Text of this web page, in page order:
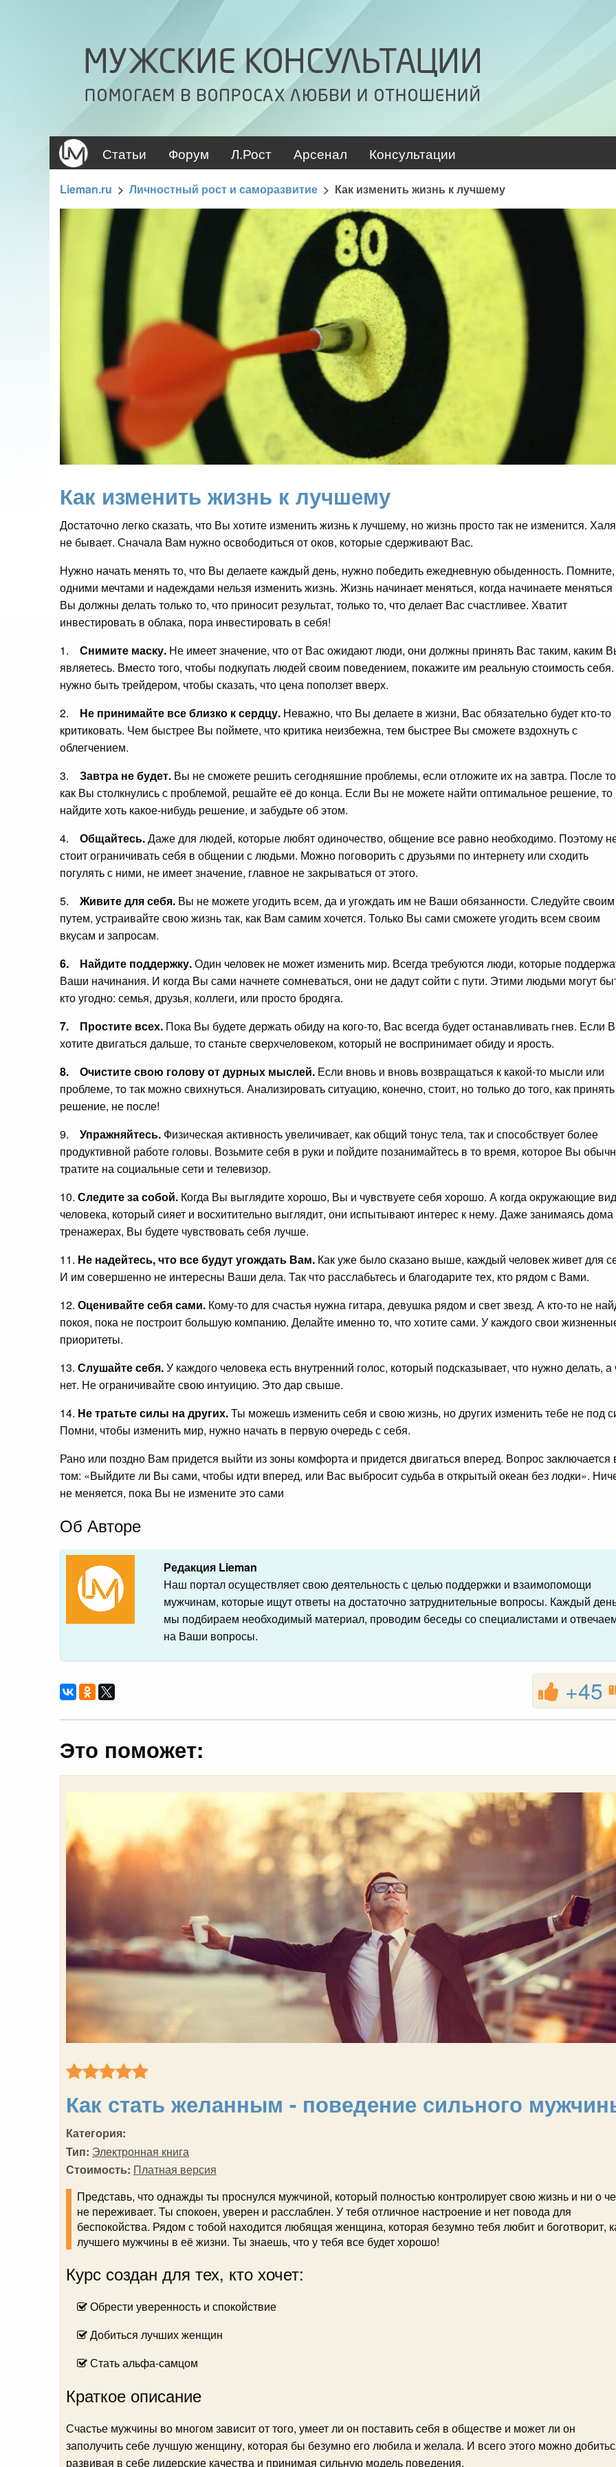
Статьи Форум Л.Рост Арсенал Консультации
Lieman.ru > Личностный рост и саморазвитие > Как изменить жизнь к лучшему
Как изменить жизнь к лучшему
Достаточно легко сказать, что Вы хотите изменить жизнь к лучшему, но жизнь просто так не изменится.
не бывает. Сначала Вам нужно освободиться от оков, которые сдерживают Вас.
Нужно начать менять то, что Вы делаете каждый день, нужно победить ежедневную обыденность. Помните,
одними мечтами и надеждами нельзя изменить жизнь. Жизнь начинает меняться, когда начинаете
Вы должны делать только то, что приносит результат, только то, что делает Вас счастливее. Хватит
инвестировать в облака, пора инвестировать в себя!
1. Снимите маску. Не имеет значение, что от Вас ожидают люди, они должны принять Вас таким, каким
являетесь. Вместо того, чтобы подкупать людей своим поведением, покажите им реальную стоимость
нужно быть трейдером, чтобы сказать, что цена поползет вверх.
2. Не принимайте все близко к сердцу. Неважно, что Вы делаете в жизни, Вас обязательно будет кто-то
критиковать. Чем быстрее Вы поймете, что критика неизбежна, тем быстрее Вы сможете вздохнуть с
облегчением.
3. Завтра не будет. Вы не сможете решить сегодняшние проблемы, если отложите их на завтра. После
как Вы столкнулись с проблемой, решайте её до конца. Если Вы не можете найти оптимальное решение, то
найдите хоть какое-нибудь решение, и забудьте об этом.
4. Общайтесь.Даже для людей, которые любят одиночество, общение все равно необходимо. Поэтому
стоит ограничивать себя в общении с людьми. Можно поговорить с друзьями по интернету или сходить
погулять с ними, не имеет значение, главное не закрываться от этого.
5. Живите для себя. Вы не можете угодить всем, да и угождать им не Ваши обязанности. Следуйте своим
путем, устраивайте свою жизнь так, как Вам самим хочется. Только Вы сами сможете угодить всем своим
вкусам и запросам.
6. Найдите поддержку.Один человек не может изменить мир. Всегда требуются люди, которые
Ваши начинания. И когда Вы сами начнете сомневаться, они не дадут сойти с пути. Этими людьми могут
кто угодно: семья, друзья, коллеги, или просто бродяга.
7. Простите всех. Пока Вы будете держать обиду на кого-то, Вас всегда будет останавливать гнев. Если
хотите двигаться дальше, то станьте сверхчеловеком, который не воспринимает обиду и ярость.
8. Очистите свою голову от дурных мыслей. Если вновь и вновь возвращаться к какой-то мысли или
проблеме, то так можно свихнуться. Анализировать ситуацию, конечно, стоит, но только до того, как принять
решение, не после!
9. Упражняйтесь. Физическая активность увеличивает, как общий тонус тела, так и способствует более
продуктивной работе головы. Возьмите себя в руки и пойдите позанимайтесь в то время, которое Вы
тратите на социальные сети и телевизор.
10. Следите за собой. Когда Вы выглядите хорошо, Вы и чувствуете себя хорошо. А когда окружающие
человека, который сияет и восхитительно выглядит, они испытывают интерес к нему. Даже занимаясь
тренажерах, Вы будете чувствовать себя лучше.
11. Не надейтесь, что все будут угождать Вам. Как уже было сказано выше, каждый человек живет для
И им совершенно не интересны Ваши дела. Так что расслабьтесь и благодарите тех, кто рядом с Вами.
12. Оценивайте себя сами. Кому-то для счастья нужна гитара, девушка рядом и свет звезд. А кто-то не
покоя, пока не построит большую компанию. Делайте именно то, что хотите сами. У каждого свои
приоритеты.
13. Слушайте себя.У каждого человека есть внутренний голос, который подсказывает, что нужно делать, а
нет. Не ограничивайте свою интуицию. Это дар свыше.
14. Не тратьте силы на других.Ты можешь изменить себя и свою жизнь, но других изменить тебе не под
Помни, чтобы изменить мир, нужно начать в первую очередь с себя.
Рано или поздно Вам придется выйти из зоны комфорта и придется двигаться вперед. Вопрос заключается
том: «Выйдите ли Вы сами, чтобы идти вперед, или Вас выбросит судьба в открытый океан без лодки».
не меняется, пока Вы не измените это сами
Об Авторе
Редакция Lieman
Наш портал осуществляет свою деятельность с целью поддержки и взаимопомощи
мужчинам, которые ищут ответы на достаточно затруднительные вопросы. Каждый
мы подбираем необходимый материал, проводим беседы со специалистами и
на Ваши вопросы.
+45
Это поможет:
Как стать желанным - поведение сильного
Категория:
Тип: Электронная книга
Стоимость: Платная версия
Представь, что однажды ты проснулся мужчиной, который полностью контролирует свою жизнь и ни о
не переживает. Ты спокоен, уверен и расслаблен. У тебя отличное настроение и нет повода для
беспокойства. Рядом с тобой находится любящая женщина, которая безумно тебя любит и боготворит,
лучшего мужчины в её жизни. Ты знаешь, что у тебя все будет хорошо!
Курс создан для тех, кто хочет:
Обрести уверенность и спокойствие
Добиться лучших женщин
Стать альфа-самцом
Краткое описание
Счастье мужчины во многом зависит от того, умеет ли он поставить себя в обществе и может ли он
заполучить себе лучшую женщину, которая бы безумно его любила и желала. И всего этого можно
развивая в себе лидерские качества и принимая сильную модель поведения.